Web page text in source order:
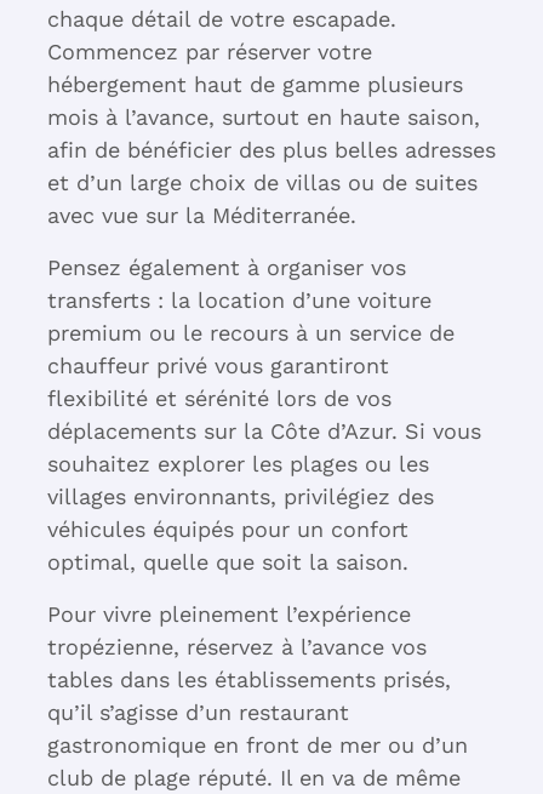
chaque détail de votre escapade.
Commencez par réserver votre
hébergement haut de gamme plusieurs
mois à l’avance, surtout en haute saison,
afin de bénéficier des plus belles adresses
et d’un large choix de villas ou de suites
avec vue sur la Méditerranée.
Pensez également à organiser vos
transferts : la location d’une voiture
premium ou le recours à un service de
chauffeur privé vous garantiront
flexibilité et sérénité lors de vos
déplacements sur la Côte d’Azur. Si vous
souhaitez explorer les plages ou les
villages environnants, privilégiez des
véhicules équipés pour un confort
optimal, quelle que soit la saison.
Pour vivre pleinement l’expérience
tropézienne, réservez à l’avance vos
tables dans les établissements prisés,
qu’il s’agisse d’un restaurant
gastronomique en front de mer ou d’un
club de plage réputé. Il en va de même